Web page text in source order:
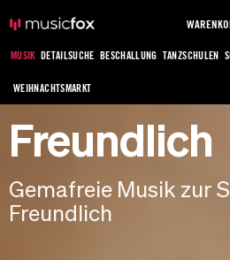
MUSIK DETAILSUCHE BESCHALLUNG TANZSCHULEN
WEIHNACHTSMARKT
Freundlich
Gemafreie Musik zur
Freundlich